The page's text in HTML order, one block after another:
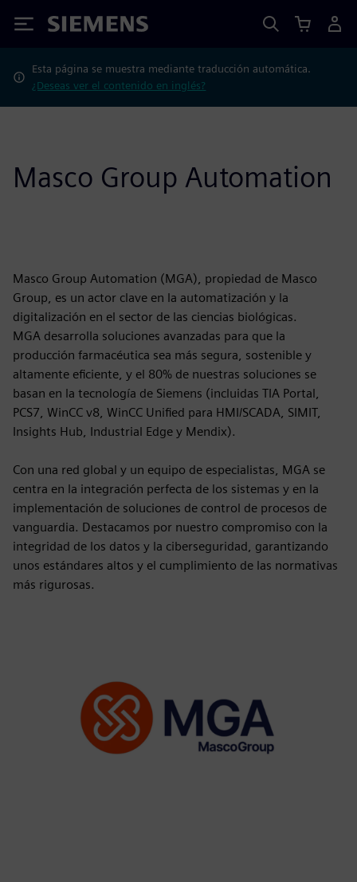
Siemens
Esta página se muestra mediante traducción automática.
¿Deseas ver el contenido en inglés?
Masco Group Automation
Masco Group Automation (MGA), propiedad de Masco
Group, es un actor clave en la automatización y la
digitalización en el sector de las ciencias biológicas.
MGA desarrolla soluciones avanzadas para que la
producción farmacéutica sea más segura, sostenible y
altamente eficiente, y el 80% de nuestras soluciones se
basan en la tecnología de Siemens (incluidas TIA Portal,
PCS7, WinCC v8, WinCC Unified para HMI/SCADA, SIMIT,
Insights Hub, Industrial Edge y Mendix).
Con una red global y un equipo de especialistas, MGA se
centra en la integración perfecta de los sistemas y en la
implementación de soluciones de control de procesos de
vanguardia. Destacamos por nuestro compromiso con la
integridad de los datos y la ciberseguridad, garantizando
unos estándares altos y el cumplimiento de las normativas
más rigurosas.